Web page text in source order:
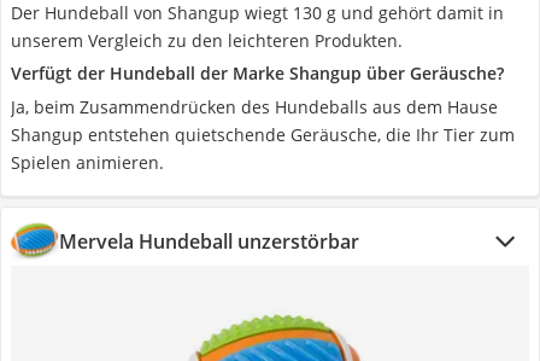
Der Hundeball von Shangup wiegt 130 g und gehört damit in
unserem Vergleich zu den leichteren Produkten.
Verfügt der Hundeball der Marke Shangup über Geräusche?
Ja, beim Zusammendrücken des Hundeballs aus dem Hause
Shangup entstehen quietschende Geräusche, die Ihr Tier zum
Spielen animieren.
Mervela Hundeball unzerstörbar